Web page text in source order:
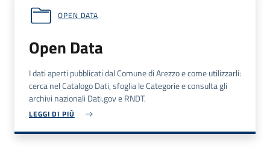
OPEN DATA
Open Data
I dati aperti pubblicati dal Comune di Arezzo e come utilizzarli:
cerca nel Catalogo Dati, sfoglia le Categorie e consulta gli
archivi nazionali Dati.gov e RNDT.
LEGGI DI PIÙ